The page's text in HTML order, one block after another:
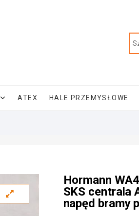
ATEX HALE PRZEMYSŁOWE
Hormann
SKS centrala
napęd bramy